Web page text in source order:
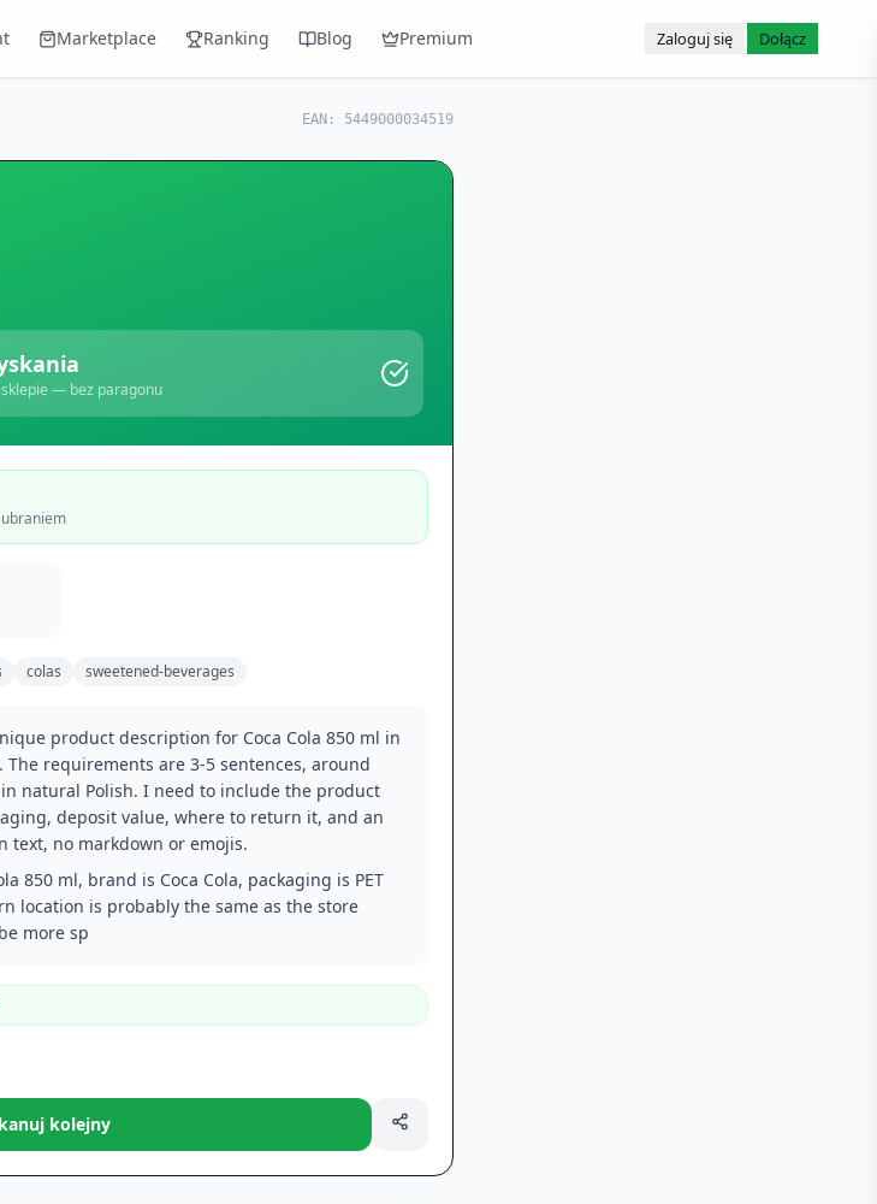
Marketplace Ranking Blog Premium Zaloguj się Dołącz
EAN: 5449000034519
— bez paragonu
ubraniem
colas sweetened-beverages
product description for Coca Cola 850 ml in
requirements are 3-5 sentences, around
natural Polish. I need to include the product
deposit value, where to return it, and an
text, no markdown or emojis.
850 ml, brand is Coca Cola, packaging is PET
location is probably the same as the store
more sp
kolejny